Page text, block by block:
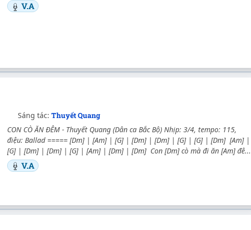
V.A
Sáng tác: Thuyết Quang
CON CÒ ĂN ĐÊM - Thuyết Quang (Dân ca Bắc Bộ) Nhịp: 3/4, tempo: 115,
điệu: Ballad ===== [Dm] | [Am] | [G] | [Dm] | [Dm] | [G] | [G] | [Dm] [Am] |
[G] | [Dm] | [Dm] | [G] | [Am] | [Dm] | [Dm] Con [Dm] cò mà đi ăn [Am] đê...
V.A